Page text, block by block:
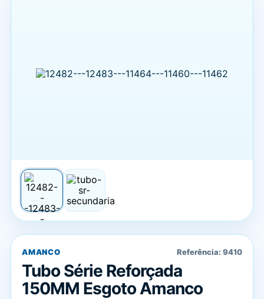
AMANCO Referência: 9410
Tubo Série Reforçada
150MM Esgoto Amanco